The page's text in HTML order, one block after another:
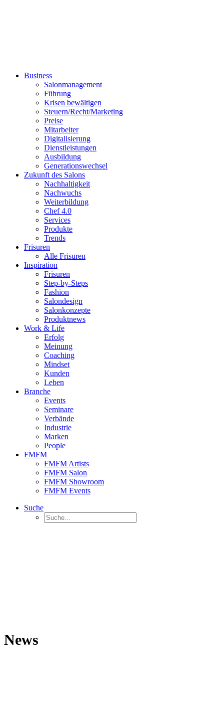
Business
Salonmanagement
Führung
Krisen bewältigen
Steuern/Recht/Marketing
Preise
Mitarbeiter
Digitalisierung
Dienstleistungen
Ausbildung
Generationswechsel
Zukunft des Salons
Nachhaltigkeit
Nachwuchs
Weiterbildung
Chef 4.0
Services
Produkte
Trends
Frisuren
Alle Frisuren
Inspiration
Frisuren
Step-by-Steps
Fashion
Salondesign
Salonkonzepte
Produktnews
Work & Life
Erfolg
Meinung
Coaching
Mindset
Kunden
Leben
Branche
Events
Seminare
Verbände
Industrie
Marken
People
FMFM
FMFM Artists
FMFM Salon
FMFM Showroom
FMFM Events
Suche
News